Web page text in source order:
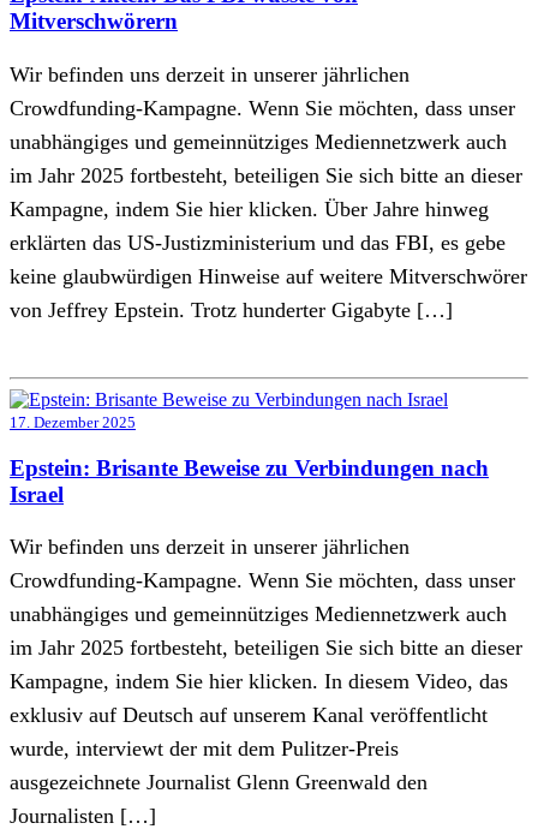
Mitverschwörern
Wir befinden uns derzeit in unserer jährlichen
Crowdfunding-Kampagne. Wenn Sie möchten, dass unser
unabhängiges und gemeinnütziges Mediennetzwerk auch
im Jahr 2025 fortbesteht, beteiligen Sie sich bitte an dieser
Kampagne, indem Sie hier klicken. Über Jahre hinweg
erklärten das US-Justizministerium und das FBI, es gebe
keine glaubwürdigen Hinweise auf weitere Mitverschwörer
von Jeffrey Epstein. Trotz hunderter Gigabyte […]
17. Dezember 2025
Epstein: Brisante Beweise zu Verbindungen nach
Israel
Wir befinden uns derzeit in unserer jährlichen
Crowdfunding-Kampagne. Wenn Sie möchten, dass unser
unabhängiges und gemeinnütziges Mediennetzwerk auch
im Jahr 2025 fortbesteht, beteiligen Sie sich bitte an dieser
Kampagne, indem Sie hier klicken. In diesem Video, das
exklusiv auf Deutsch auf unserem Kanal veröffentlicht
wurde, interviewt der mit dem Pulitzer-Preis
ausgezeichnete Journalist Glenn Greenwald den
Journalisten […]